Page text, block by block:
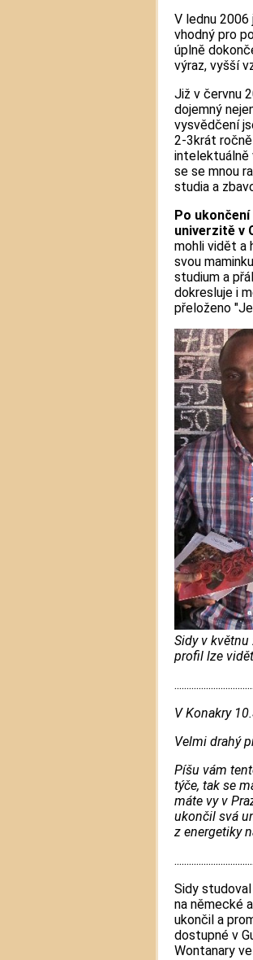
V lednu
vhodný pro
úplně
výraz, vyšší
Již v červnu
dojemný
vysvědčení
2-3krát ročně
intelektuálně
se se mnou
studia a
Po
univerzitě v
mohli vidět a
svou
studium a
dokresluje i
přeloženo
Sidy v
profil lze
V Konakry
Velmi drahý
Píšu vám
týče, tak se
máte vy v
ukončil svá
z energetiky
Sidy studoval
na německé
ukončil a
dostupné v
Wontanary